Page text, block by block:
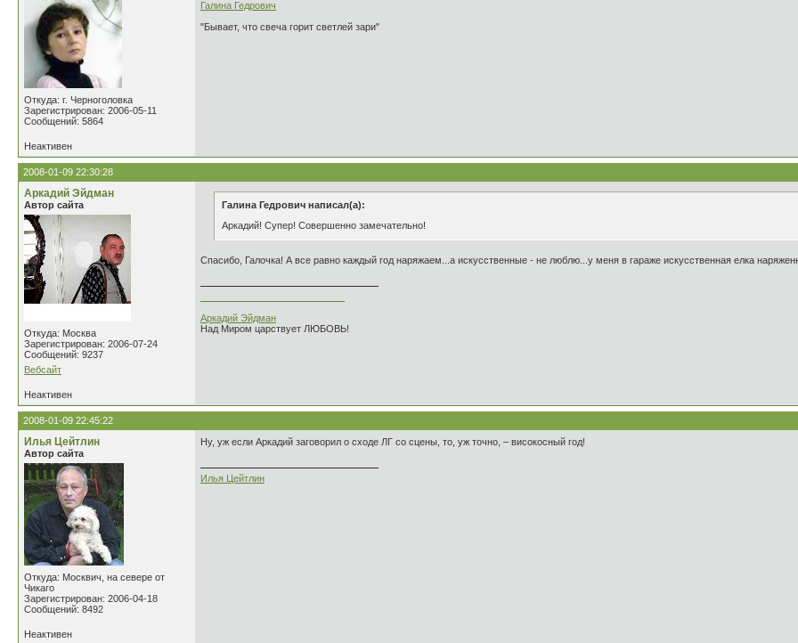
Откуда: г. Черноголовка
Зарегистрирован: 2006-05-11
Сообщений: 5864
Галина Гедрович
"Бывает, что свеча горит светлей зари"
Неактивен
2008-01-09 22:30:28
Аркадий Эйдман
Автор сайта
Откуда: Москва
Зарегистрирован: 2006-07-24
Сообщений: 9237
Вебсайт
Галина Гедрович написал(а):
Аркадий! Супер! Совершенно замечательно!
Спасибо, Галочка! А все равно каждый год наряжаем...а искусственные - не люблю...у меня в гараже искусственная елка
Аркадий Эйдман
Над Миром царствует ЛЮБОВЬ!
Неактивен
2008-01-09 22:45:22
Илья Цейтлин
Автор сайта
Откуда: Москвич, на севере от
Чикаго
Зарегистрирован: 2006-04-18
Сообщений: 8492
Ну, уж если Аркадий заговорил о сходе ЛГ со сцены, то, уж точно, – високосный год!
Илья Цейтлин
Неактивен